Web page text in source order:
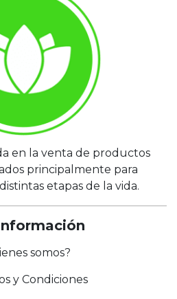
en la venta de productos
principalmente para
etapas de la vida.
somos?
y Condiciones